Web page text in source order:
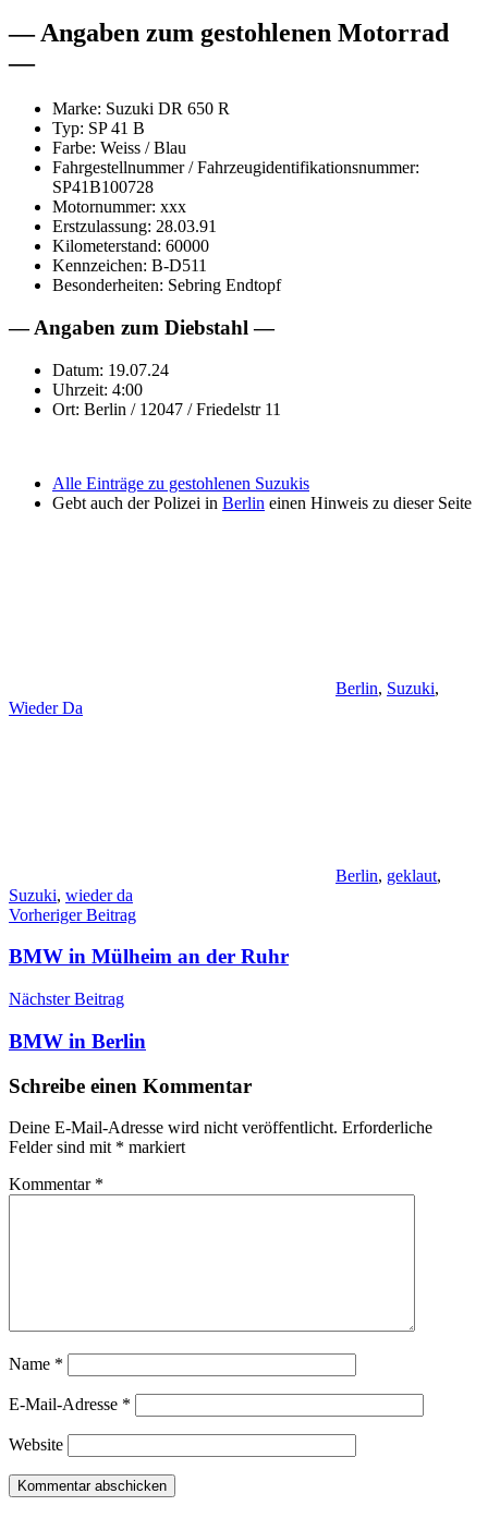
— Angaben zum gestohlenen Motorrad
—
Marke: Suzuki DR 650 R
Typ: SP 41 B
Farbe: Weiss / Blau
Fahrgestellnummer / Fahrzeugidentifikationsnummer:
SP41B100728
Motornummer: xxx
Erstzulassung: 28.03.91
Kilometerstand: 60000
Kennzeichen: B-D511
Besonderheiten: Sebring Endtopf
— Angaben zum Diebstahl —
Datum: 19.07.24
Uhrzeit: 4:00
Ort: Berlin / 12047 / Friedelstr 11
Alle Einträge zu gestohlenen Suzukis
Gebt auch der Polizei in Berlin einen Hinweis zu dieser Seite
Berlin, Suzuki,
Wieder Da
Berlin, geklaut,
Suzuki, wieder da
Beitragsnavigation
Vorheriger Beitrag
BMW in Mülheim an der Ruhr
Nächster Beitrag
BMW in Berlin
Schreibe einen Kommentar
Deine E-Mail-Adresse wird nicht veröffentlicht. Erforderliche
Felder sind mit * markiert
Kommentar *
Name *
E-Mail-Adresse *
Website